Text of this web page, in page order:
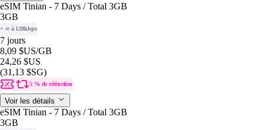
eSIM Tinian - 7 Days / Total 3GB
3GB
+ ∞ à 128kbps
7 jours
8,09 $US/GB
24,26 $US
(31,13 $SG)
5 % de réduction
Voir les détails
eSIM Tinian - 7 Days / Total 3GB
3GB